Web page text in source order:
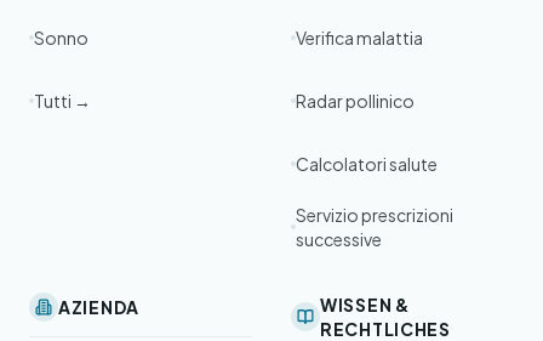
Sonno
Tutti →
Verifica malattia
Radar pollinico
Calcolatori salute
Servizio prescrizioni
successive
AZIENDA
WISSEN &
RECHTLICHES